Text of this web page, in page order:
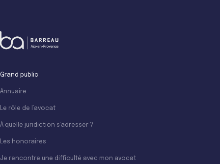
Grand public
Annuaire
Le rôle de l’avocat
À quelle juridiction s’adresser ?
Les honoraires
Je rencontre une difficulté avec mon avocat